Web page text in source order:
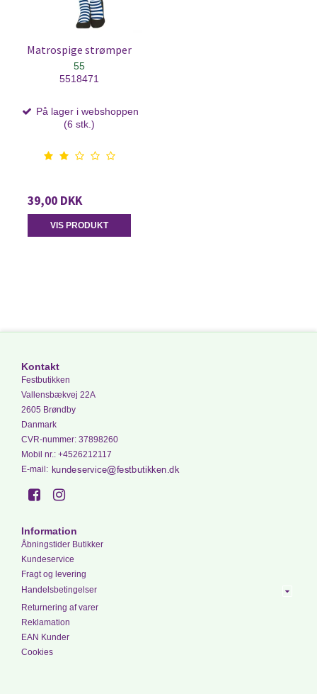
Matrospige strømper
55
5518471
På lager i webshoppen
(6 stk.)
39,00 DKK
VIS PRODUKT
Kontakt
Festbutikken
Vallensbækvej 22A
2605 Brøndby
Danmark
CVR-nummer: 37898260
Mobil nr.: +4526212117
E-mail :
Information
Åbningstider Butikker
Kundeservice
Fragt og levering
Handelsbetingelser
Returnering af varer
Reklamation
EAN Kunder
Cookies